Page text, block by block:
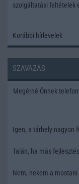
szolgáltatási feltételek
Korábbi hírlevelek
SZAVAZÁS
Megérné Önnek
Igen, a tárhely nagyon
Talán, ha más
Nem, nekem a